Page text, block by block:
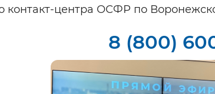
контакт-центра ОСФР по
8 (800)